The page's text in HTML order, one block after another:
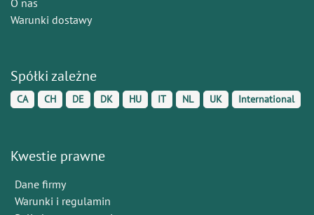
Warunki dostawy
Spółki zależne
CA CH DE DK HU IT NL UK International
Kwestie prawne
Dane firmy
Warunki i regulamin